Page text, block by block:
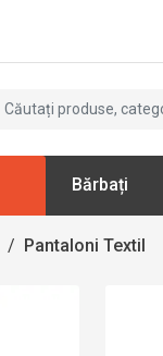
Bărbați
/ Pantaloni Textil